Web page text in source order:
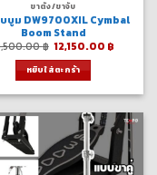
ขาตั้ง/ขาจับ
บบูม DW9700XIL Cymbal
Boom Stand
฿ Original
price
was:
13,500.00 ฿.
12,150.00 ฿
หยิบใส่ตะกร้า